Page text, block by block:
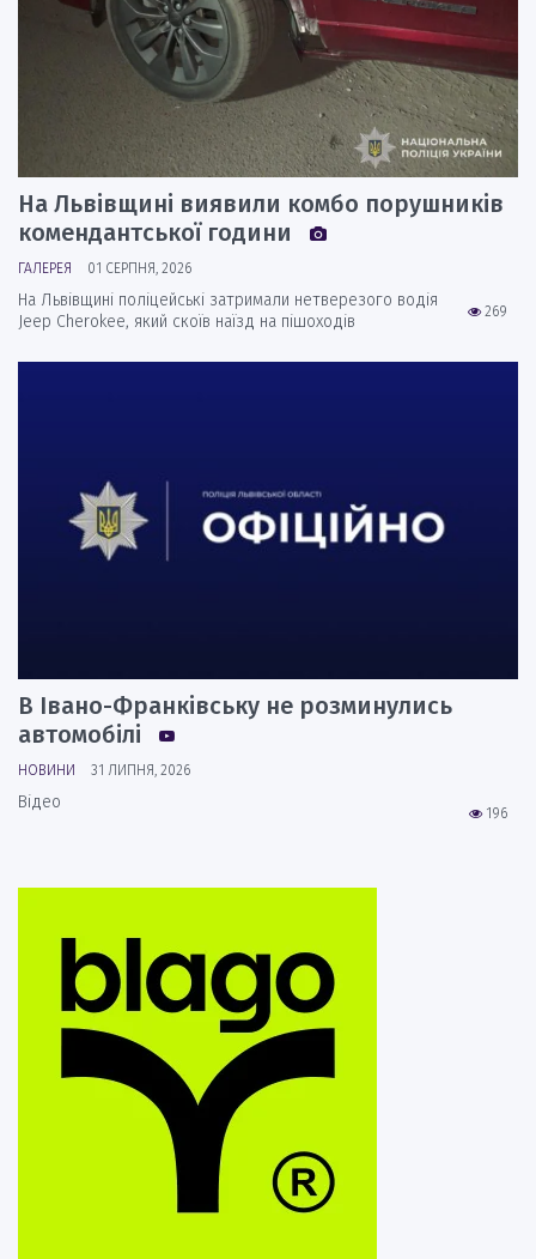
На Львівщині виявили комбо порушників
комендантської години
ГАЛЕРЕЯ 01 СЕРПНЯ, 2026
269
На Львівщині поліцейські затримали нетверезого водія
Jeep Cherokee, який скоїв наїзд на пішоходів
В Івано-Франківську не розминулись
автомобілі
НОВИНИ 31 ЛИПНЯ, 2026
196
Відео